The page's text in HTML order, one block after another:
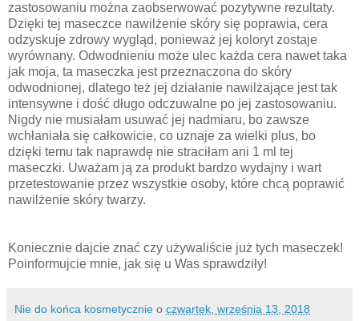
zastosowaniu można zaobserwować pozytywne rezultaty.
Dzięki tej maseczce nawilżenie skóry się poprawia, cera
odzyskuje zdrowy wygląd, ponieważ jej koloryt zostaje
wyrównany. Odwodnieniu może ulec każda cera nawet taka
jak moja, ta maseczka jest przeznaczona do skóry
odwodnionej, dlatego też jej działanie nawilżające jest tak
intensywne i dość długo odczuwalne po jej zastosowaniu.
Nigdy nie musiałam usuwać jej nadmiaru, bo zawsze
wchłaniała się całkowicie, co uznaje za wielki plus, bo
dzięki temu tak naprawdę nie straciłam ani 1 ml tej
maseczki. Uważam ją za produkt bardzo wydajny i wart
przetestowanie przez wszystkie osoby, które chcą poprawić
nawilżenie skóry twarzy.
Koniecznie dajcie znać czy używaliście już tych maseczek!
Poinformujcie mnie, jak się u Was sprawdziły!
Nie do końca kosmetycznie o czwartek, września 13, 2018